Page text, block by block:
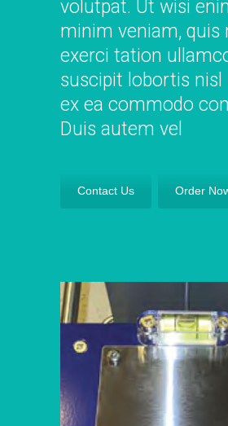
volutpat. Ut wisi
minim veniam, quis
exerci tation
suscipit lobortis nisl
ex ea commodo
Duis autem vel
Contact Us Order